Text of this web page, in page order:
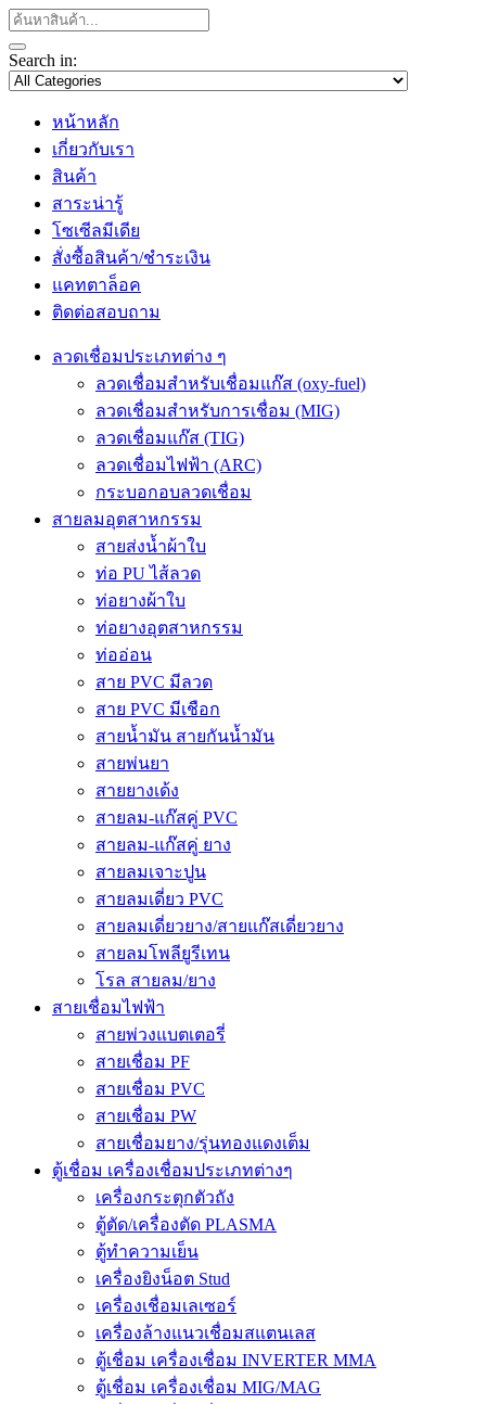
Search in:
หน้าหลัก
เกี่ยวกับเรา
สินค้า
สาระน่ารู้
โซเซีลมีเดีย
สั่งซื้อสินค้า/ชำระเงิน
แคทตาล็อค
ติดต่อสอบถาม
ลวดเชื่อมประเภทต่าง ๆ
ลวดเชื่อมสำหรับเชื่อมแก๊ส (oxy-fuel)
ลวดเชื่อมสำหรับการเชื่อม (MIG)
ลวดเชื่อมแก๊ส (TIG)
ลวดเชื่อมไฟฟ้า (ARC)
กระบอกอบลวดเชื่อม
สายลมอุตสาหกรรม
สายส่งน้ำผ้าใบ
ท่อ PU ไส้ลวด
ท่อยางผ้าใบ
ท่อยางอุตสาหกรรม
ท่ออ่อน
สาย PVC มีลวด
สาย PVC มีเชือก
สายน้ำมัน สายกันน้ำมัน
สายพ่นยา
สายยางเด้ง
สายลม-แก๊สคู่ PVC
สายลม-แก๊สคู่ ยาง
สายลมเจาะปูน
สายลมเดี่ยว PVC
สายลมเดี่ยวยาง/สายแก๊สเดี่ยวยาง
สายลมโพลียูรีเทน
โรล สายลม/ยาง
สายเชื่อมไฟฟ้า
สายพ่วงแบตเตอรี่
สายเชื่อม PF
สายเชื่อม PVC
สายเชื่อม PW
สายเชื่อมยาง/รุ่นทองแดงเต็ม
ตู้เชื่อม เครื่องเชื่อมประเภทต่างๆ
เครื่องกระตุกตัวถัง
ตู้ตัด/เครื่องตัด PLASMA
ตู้ทำความเย็น
เครื่องยิงน็อต Stud
เครื่องเชื่อมเลเซอร์
เครื่องล้างแนวเชื่อมสแตนเลส
ตู้เชื่อม เครื่องเชื่อม INVERTER MMA
ตู้เชื่อม เครื่องเชื่อม MIG/MAG